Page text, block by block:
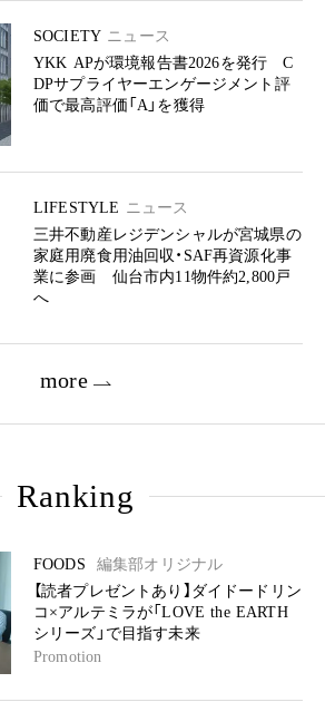
SOCIETY ニュース
YKK APが環境報告書2026を発行 C
DPサプライヤーエンゲージメント評
価で最高評価「A」を獲得
LIFESTYLE ニュース
三井不動産レジデンシャルが宮城県の
家庭用廃食用油回収・SAF再資源化事
業に参画 仙台市内11物件約2,800戸
へ
more
Ranking
FOODS
編集部オリジナル
【読者プレゼントあり】ダイドードリン
コ×アルテミラが「LOVE the EARTH
シリーズ」で目指す未来
Promotion